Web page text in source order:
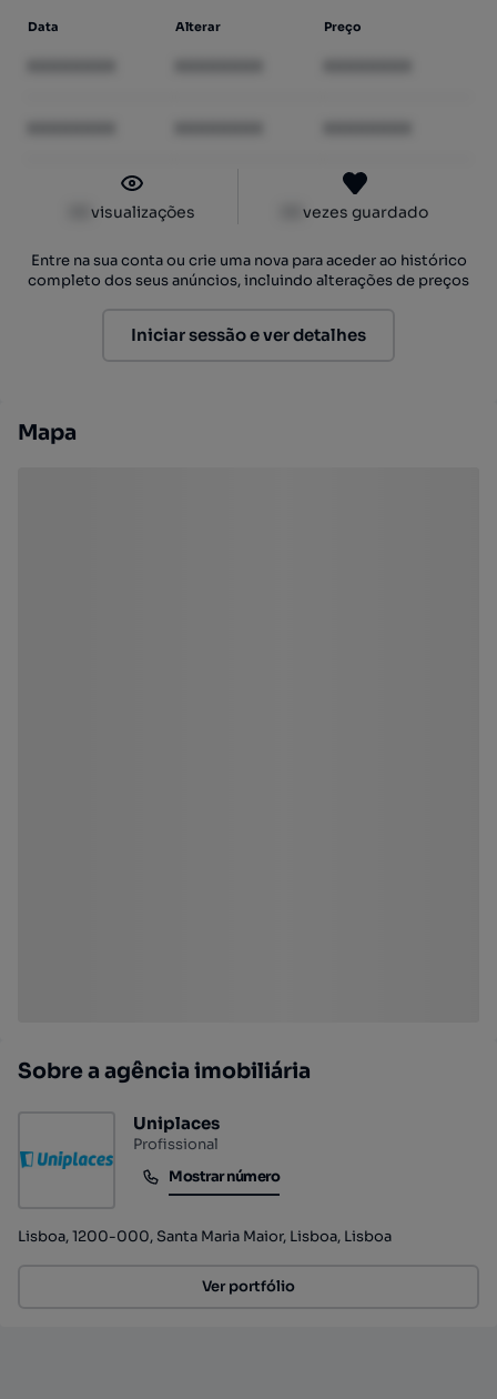
Data Alterar Preço
visualizações vezes guardado
Entre na sua conta ou crie uma nova para aceder ao histórico
completo dos seus anúncios, incluindo alterações de preços
Iniciar sessão e ver detalhes
Mapa
Sobre a agência imobiliária
Uniplaces
Profissional
Mostrar número
Mostrar número
Lisboa, 1200-000, Santa Maria Maior, Lisboa, Lisboa
Ver portfólio